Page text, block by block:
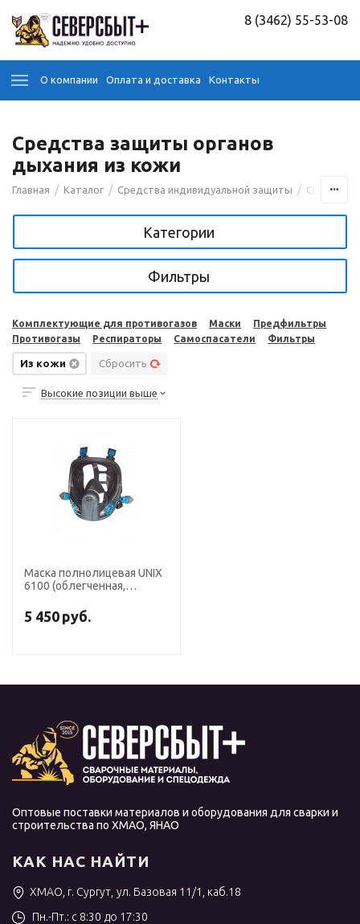
8 (3462) 55-53-08
О компании Оплата и доставка Контакты
Средства защиты органов
дыхания из кожи
Главная / Каталог / Средства индивидуальной защиты / Средства
Категории
Фильтры
Комплектующие для противогазов Маски
Предфильтры
Противогазы
Респираторы Самоспасатели Фильтры
Из кожи Сбросить
Высокие позиции выше
Маска полнолицевая UNIX
6100 (облегченная,
вниз) (рост 3)
(распродажа)
5 450 руб.
Оптовые поставки материалов и оборудования для сварки и
строительства по ХМАО, ЯНАО
КАК НАС НАЙТИ
ХМАО, г. Сургут, ул. Базовая 11/1, каб.18
Пн.-Пт.: с 8:30 до 17:30